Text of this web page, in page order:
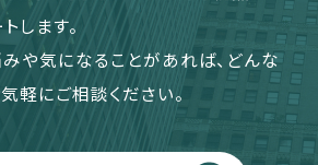
します。
や気になることがあれば、どんな
軽にご相談ください。